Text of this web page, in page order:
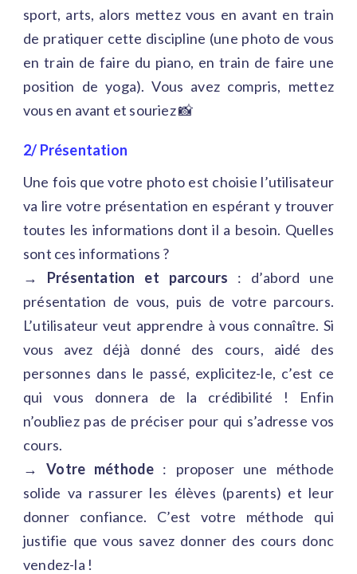
sport, arts, alors mettez vous en avant en train
de pratiquer cette discipline (une photo de vous
en train de faire du piano, en train de faire une
position de yoga). Vous avez compris, mettez
vous en avant et souriez 📸
2/ Présentation
Une fois que votre photo est choisie l’utilisateur
va lire votre présentation en espérant y trouver
toutes les informations dont il a besoin. Quelles
sont ces informations ?
→ Présentation et parcours : d’abord une
présentation de vous, puis de votre parcours.
L’utilisateur veut apprendre à vous connaître. Si
vous avez déjà donné des cours, aidé des
personnes dans le passé, explicitez-le, c’est ce
qui vous donnera de la crédibilité ! Enfin
n’oubliez pas de préciser pour qui s’adresse vos
cours.
→ Votre méthode : proposer une méthode
solide va rassurer les élèves (parents) et leur
donner confiance. C’est votre méthode qui
justifie que vous savez donner des cours donc
vendez-la !